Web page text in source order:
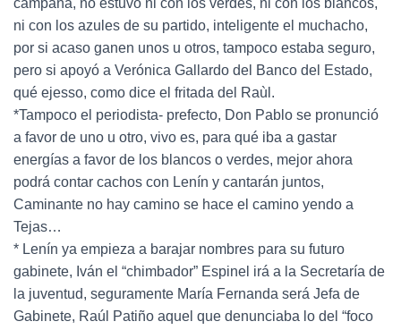
campaña, no estuvo ni con los verdes, ni con los blancos,
ni con los azules de su partido, inteligente el muchacho,
por si acaso ganen unos u otros, tampoco estaba seguro,
pero si apoyó a Verónica Gallardo del Banco del Estado,
qué ejesso, como dice el fritada del Raùl.
*Tampoco el periodista- prefecto, Don Pablo se pronunció
a favor de uno u otro, vivo es, para qué iba a gastar
energías a favor de los blancos o verdes, mejor ahora
podrá contar cachos con Lenín y cantarán juntos,
Caminante no hay camino se hace el camino yendo a
Tejas…
* Lenín ya empieza a barajar nombres para su futuro
gabinete, Iván el “chimbador” Espinel irá a la Secretaría de
la juventud, seguramente María Fernanda será Jefa de
Gabinete, Raúl Patiño aquel que denunciaba lo del “foco